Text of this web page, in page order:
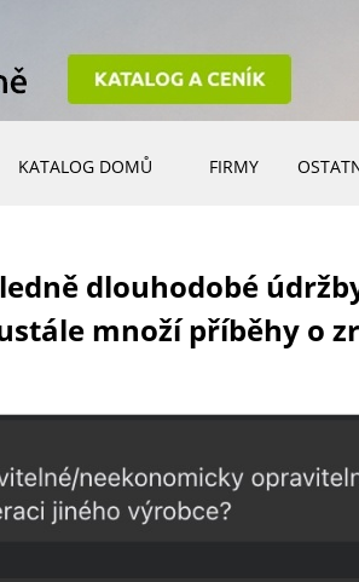
KATALOG DOMŮ FIRMY
dlouhodobé
množí příběhy o